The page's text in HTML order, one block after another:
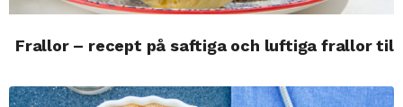
Frallor – recept på saftiga och luftiga frallor